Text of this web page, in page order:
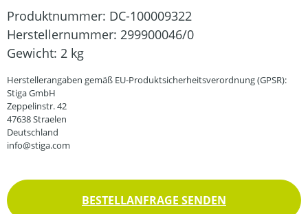
Produktnummer: DC-100009322
Herstellernummer: 299900046/0
Gewicht: 2 kg
Herstellerangaben gemäß EU-Produktsicherheitsverordnung (GPSR):
Stiga GmbH
Zeppelinstr. 42
47638 Straelen
Deutschland
info@stiga.com
BESTELLANFRAGE SENDEN